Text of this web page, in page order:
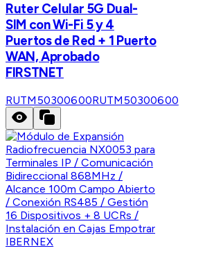
Ruter Celular 5G Dual-
SIM con Wi-Fi 5 y 4
Puertos de Red + 1 Puerto
WAN, Aprobado
FIRSTNET
RUTM50300600RUTM50300600
IBERNEX